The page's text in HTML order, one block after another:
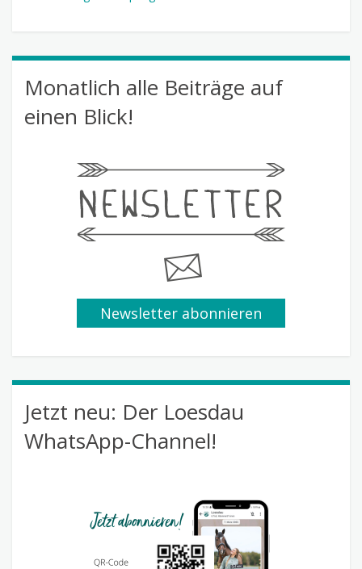
Monatlich alle Beiträge auf
einen Blick!
Newsletter abonnieren
Jetzt neu: Der Loesdau
WhatsApp-Channel!